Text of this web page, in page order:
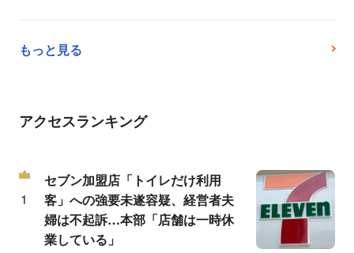
もっと見る
アクセスランキング
セブン加盟店「トイレだけ利用
客」への強要未遂容疑、経営者夫
婦は不起訴…本部「店舗は一時休
業している」